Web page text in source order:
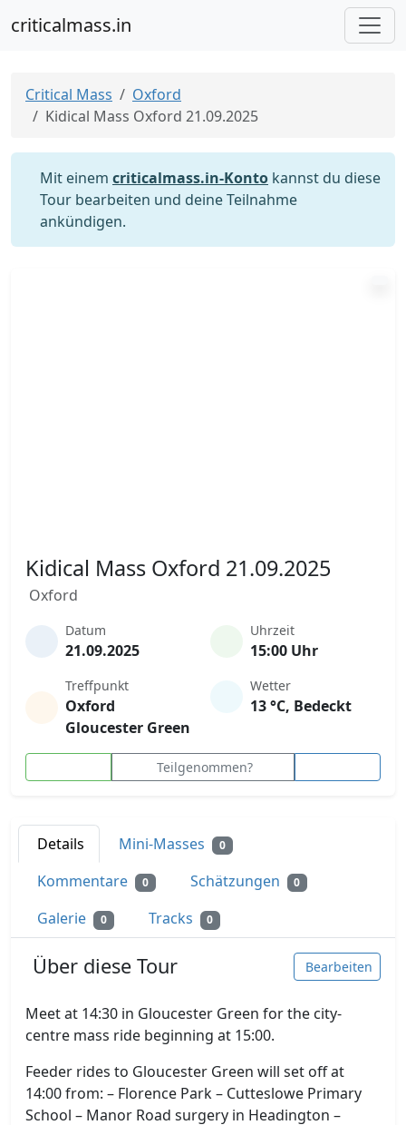
criticalmass.in
Critical Mass
Oxford
Kidical Mass Oxford 21.09.2025
Mit einem criticalmass.in-Konto kannst du diese
Tour bearbeiten und deine Teilnahme
ankündigen.
Kidical Mass Oxford 21.09.2025
Oxford
Datum
21.09.2025
Uhrzeit
15:00 Uhr
Treffpunkt
Oxford
Gloucester Green
Wetter
13 °C, Bedeckt
Teilgenommen?
Details Mini-Masses 0
Kommentare 0 Schätzungen 0
Galerie 0 Tracks 0
Über diese Tour Bearbeiten
Meet at 14:30 in Gloucester Green for the city-
centre mass ride beginning at 15:00.
Feeder rides to Gloucester Green will set off at
14:00 from: – Florence Park – Cutteslowe Primary
School – Manor Road surgery in Headington –